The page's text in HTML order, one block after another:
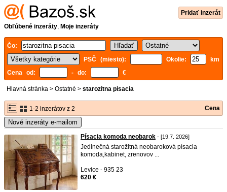
Pridať inzerát
Obľúbené inzeráty, Moje inzeráty
Čo:
PSČ (miesto):
Okolie:
km
Cena od:
- do: €
Hlavná stránka > Ostatné > starozitna pisacia
1-2 inzerátov z 2 Cena
Nové inzeráty e-mailom
Písacia komoda neobarok - [19.7. 2026]
Jedinečná starožitná neobaroková písacia
komoda,kabinet, zrenovov ...
Levice - 935 23
620 €